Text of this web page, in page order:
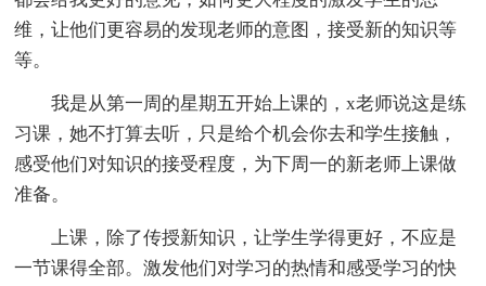
维，让他们更容易的发现老师的意图，接受新的知识等
等。
我是从第一周的星期五开始上课的，x老师说这是练
习课，她不打算去听，只是给个机会你去和学生接触，
感受他们对知识的接受程度，为下周一的新老师上课做
准备。
上课，除了传授新知识，让学生学得更好，不应是
一节课得全部。激发他们对学习的热情和感受学习的快